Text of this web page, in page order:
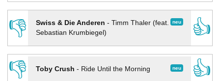
👎
neu
Swiss & Die Anderen - Timm Thaler (feat.
Sebastian Krumbiegel)
👍
👎
neu
Toby Crush - Ride Until the Morning
👍